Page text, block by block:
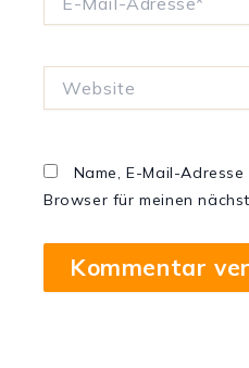
Mail-
Name, E-Mail-
Browser für meinen